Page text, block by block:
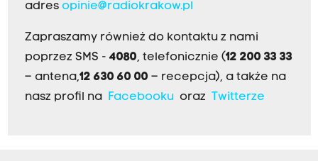
adres opinie@radiokrakow.pl
Zapraszamy również do kontaktu z nami
poprzez SMS - 4080, telefonicznie (12 200 33 33
– antena,12 630 60 00 – recepcja), a także na
nasz profil na
Facebookuoraz Twitterze